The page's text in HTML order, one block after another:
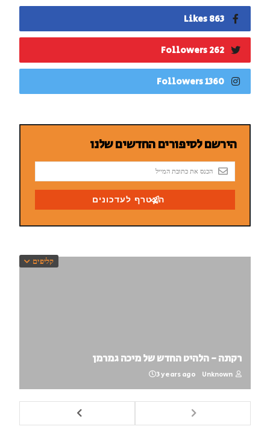
863 Likes
262 Followers
1360 Followers
קליפים
רקתה - הלהיט החדש של מיכה גמרמן
Unknown
3 years ago